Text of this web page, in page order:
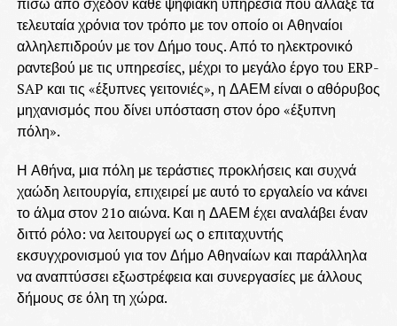
τελευταία χρόνια τον τρόπο με τον οποίο οι Αθηναίοι
αλληλεπιδρούν με τον Δήμο τους. Από το ηλεκτρονικό
ραντεβού με τις υπηρεσίες, μέχρι το μεγάλο έργο του ERP-
SAP και τις «έξυπνες γειτονιές», η ΔΑΕΜ είναι ο αθόρυβος
μηχανισμός που δίνει υπόσταση στον όρο «έξυπνη
πόλη».
Η Αθήνα, μια πόλη με τεράστιες προκλήσεις και συχνά
χαώδη λειτουργία, επιχειρεί με αυτό το εργαλείο να κάνει
το άλμα στον 21ο αιώνα. Και η ΔΑΕΜ έχει αναλάβει έναν
διττό ρόλο: να λειτουργεί ως ο επιταχυντής
εκσυγχρονισμού για τον Δήμο Αθηναίων και παράλληλα
να αναπτύσσει εξωστρέφεια και συνεργασίες με άλλους
δήμους σε όλη τη χώρα.